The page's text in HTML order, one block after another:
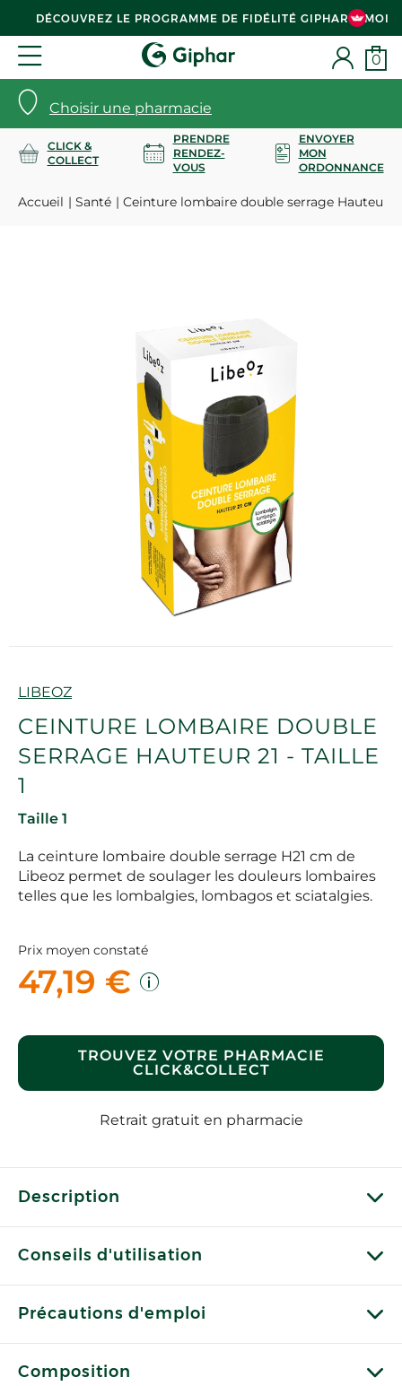
DÉCOUVREZ LE PROGRAMME DE FIDÉLITÉ GIPHAR & MOI
Choisir une pharmacie
0
CLICK &
COLLECT
PRENDRE
RENDEZ-
VOUS
ENVOYER
MON
ORDONNANCE
Accueil Santé Ceinture lombaire double serrage Hauteur
Marque
LIBEOZ
CEINTURE LOMBAIRE DOUBLE
SERRAGE HAUTEUR 21 - TAILLE
1
Taille 1
La ceinture lombaire double serrage H21 cm de
Libeoz permet de soulager les douleurs lombaires
telles que les lombalgies, lombagos et sciatalgies.
Prix moyen constaté
47,19 €
TROUVEZ VOTRE PHARMACIE
CLICK&COLLECT
Retrait gratuit en pharmacie
Description
Conseils d'utilisation
Précautions d'emploi
Composition